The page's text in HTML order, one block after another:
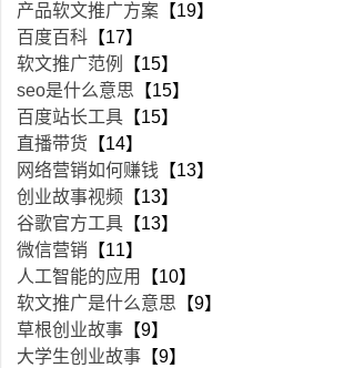
产品软文推广方案 【19】
百度百科 【17】
软文推广范例
【15】
seo是什么意思 【15】
百度站长工具 【15】
直播带货 【14】
网络营销如何赚钱 【13】
创业故事视频 【13】
谷歌官方工具 【13】
微信营销 【11】
人工智能的应用
【10】
软文推广是什么意思 【9】
草根创业故事 【9】
大学生创业故事 【9】